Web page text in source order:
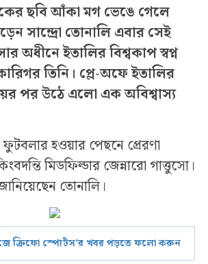
ছবি আঁকা মগ ভেঙে গেলে
সান্দ্রো তোনালি এবার সেই
অধীনে ইতালির বিশ্বকাপ স্বপ্ন
তিনি। প্লে-অফে ইতালির
পর উঠে এলো এক অবিশ্বাস্য
ফুটবলার হওয়ার পেছনে প্রেরণা
মিডফিল্ডার জেন্নারো গাত্তুসো।
তোনালি।
ক্রিফো স্পোর্টস’র খবর পড়তে ফলো করুন